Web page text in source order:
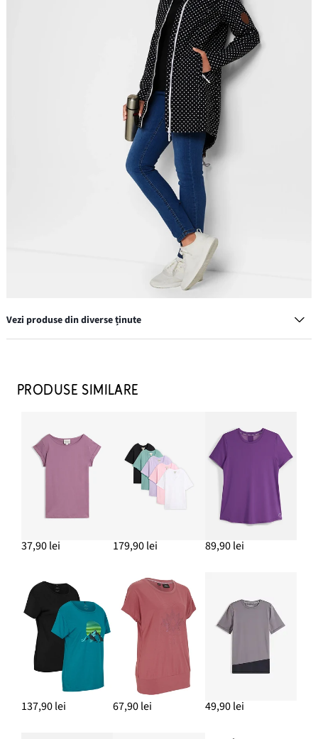
Vezi produse din diverse ținute
69,90 lei
Tricou decolteu rotund (5 buc.)
169,90 lei
ADAUGĂ ÎN COȘ
PRODUSE SIMILARE
37,90 lei 179,90 lei 89,90 lei
137,90 lei 67,90 lei 49,90 lei